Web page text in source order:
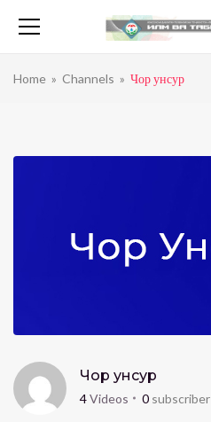
Home » Channels » Чор унсур
Чор унсур
4Videos 0 subscriber